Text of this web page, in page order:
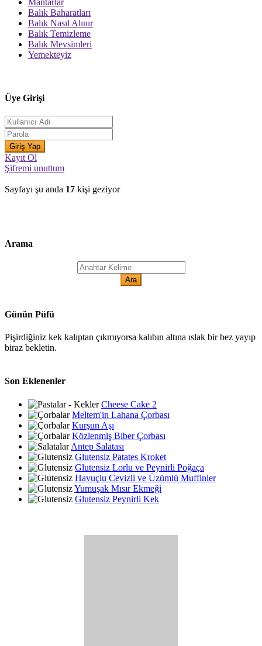
Mantarlar
Balık Baharatları
Balık Nasıl Alınır
Balık Temizleme
Balık Mevsimleri
Yemekteyiz
Üye Girişi
Kayıt Ol
Şifremi unuttum
Sayfayı şu anda 17 kişi geziyor
Arama
Günün Püfü
Pişirdiğiniz kek kalıptan çıkmıyorsa kalıbın altına ıslak bir bez yayıp
biraz bekletin.
Son Eklenenler
Cheese Cake 2
Meltem'in Lahana Çorbası
Kurşun Aşı
Közlenmiş Biber Çorbası
Antep Salatası
Glutensiz Patates Kroket
Glutensiz Lorlu ve Peynirli Poğaça
Havuçlu Cevizli ve Üzümlü Muffinler
Yumuşak Mısır Ekmeği
Glutensiz Peynirli Kek